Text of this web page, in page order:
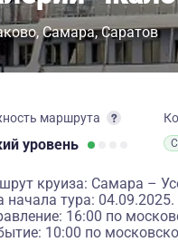
Самара Саратов
маршрута
уровень
круиза: Самара –
начала тура: 04.09.2025.
16:00 по
10:00 по